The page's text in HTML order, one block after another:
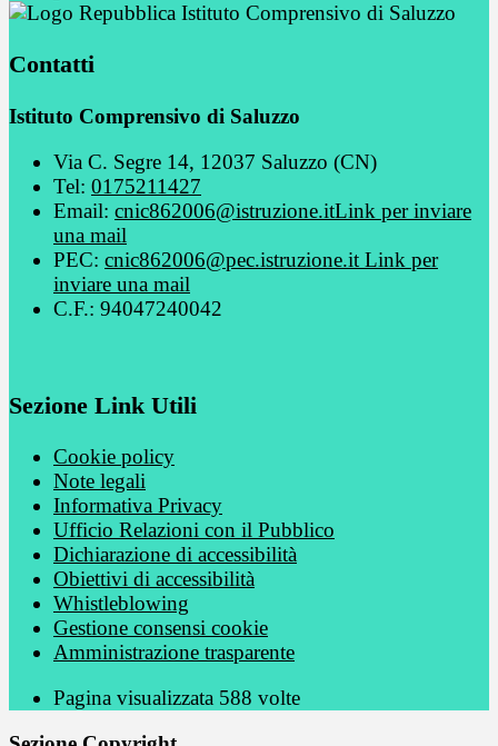
Istituto Comprensivo di Saluzzo
Contatti
Istituto Comprensivo di Saluzzo
Via C. Segre 14, 12037 Saluzzo (CN)
Tel: 0175211427
Email: cnic862006@istruzione.itLink per inviare
una mail
PEC: cnic862006@pec.istruzione.it Link per
inviare una mail
C.F.: 94047240042
Sezione Link Utili
Cookie policy
Note legali
Informativa Privacy
Ufficio Relazioni con il Pubblico
Dichiarazione di accessibilità
Obiettivi di accessibilità
Whistleblowing
Gestione consensi cookie
Amministrazione trasparente
Pagina visualizzata 588 volte